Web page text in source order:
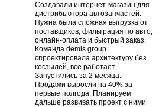
Создавали интернет-магазин для
дистрибьютора автозапчастей.
Нужна была сложная выгрузка от
поставщиков, фильтрация по авто,
онлайн-оплата и быстрый заказ.
Команда demis group
спроектировала архитектуру без
костылей, всё работает.
Запустились за 2 месяца.
Продажи выросли на 40% за
первые полгода. Планируем
дальше развивать проект с ними